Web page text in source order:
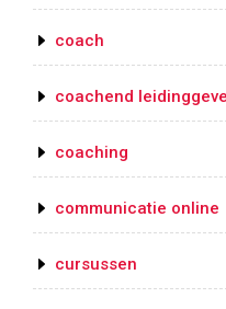
coach
coachend
coaching
communicatie online
cursussen